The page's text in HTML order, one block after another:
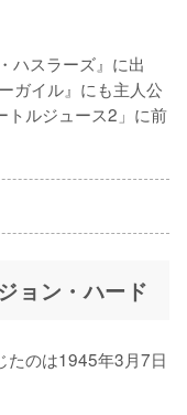
ハスラーズ』に出
ガイル』にも主人公
トルジュース2」に前
ョン・ハード
たのは1945年3月7日